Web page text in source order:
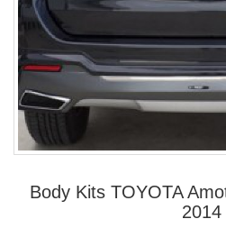
Body Kits TOYOTA
2014